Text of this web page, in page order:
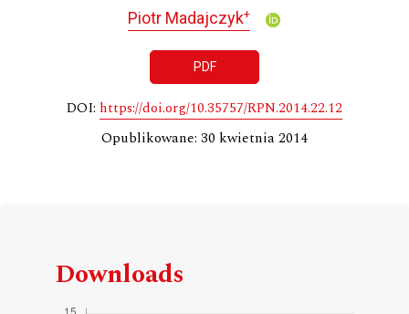
Piotr Madajczyk+
PDF
DOI: https://doi.org/10.35757/RPN.2014.22.12
Opublikowane: 30 kwietnia 2014
Downloads